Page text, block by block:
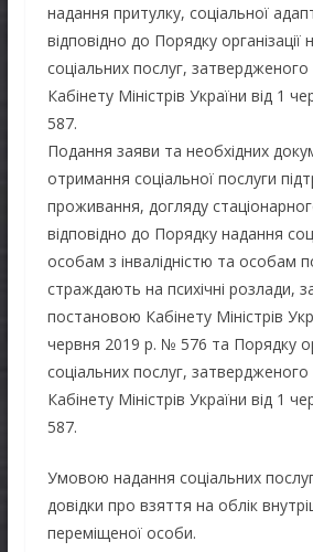
надання притулку, соціальної
відповідно до Порядку організації
соціальних послуг,
Кабінету Міністрів України від 1
587.
Подання заяви та необхідних
отримання соціальної послуги
проживання, догляду
відповідно до Порядку надання
особам з інвалідністю та особам
страждають на психічні розлади,
постановою Кабінету Міністрів
червня 2019 р. № 576 та Порядку
соціальних послуг,
Кабінету Міністрів України від 1
587.
Умовою надання соціальних
довідки про взяття на облік
переміщеної особи.